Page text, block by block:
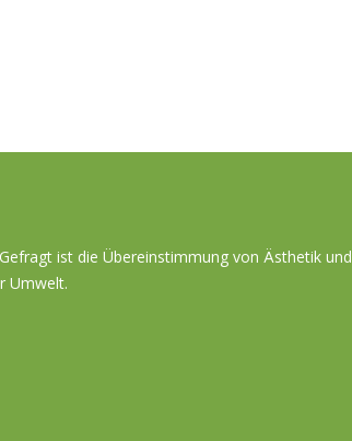
ist die Übereinstimmung von Ästhetik und
Umwelt.